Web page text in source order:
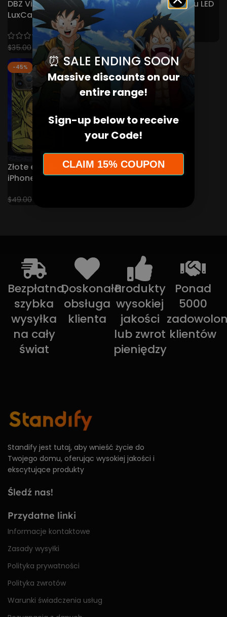
DBZ Vibrant Squad
LuxCases
(17)
$35.00 $23.00
Etui na telefon Goku LED
Smart Control do
iPhone/Samsung
49.00 $ 39.00
-45%
Złote etui Goku na
iPhone'a
$49.00
Bezpłatna,
szybka
wysyłka
na cały
świat
Doskonała
obsługa
klienta
Produkty
wysokiej
jakości
lub zwrot
pieniędzy
Ponad
5000
klientów
Standify jest tutaj, aby wnieść życie do
Twojego domu, oferując wysokiej jakości i
ekscytujące produkty
Śledź nas!
Przydatne linki
Informacje kontaktowe
Zasady wysyłki
Polityka prywatności
Polityka zwrotów
Warunki świadczenia usług
⏰ SALE ENDING SOON
Massive discounts on our
entire range!
Sign-up below to receive
your Code!
CLAIM 15% COUPON